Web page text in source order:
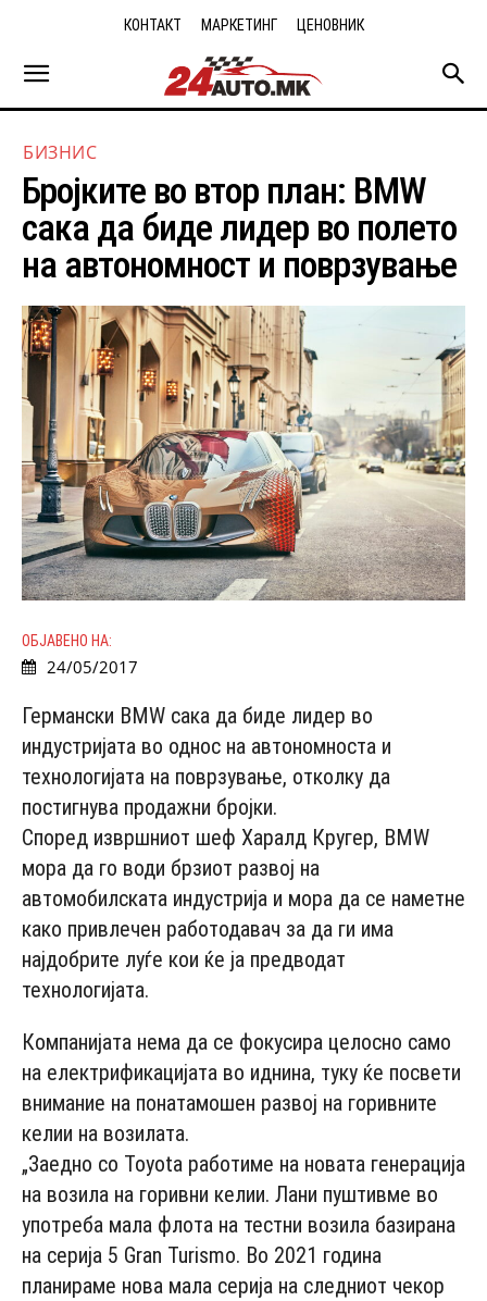
КОНТАКТ МАРКЕТИНГ ЦЕНОВНИК
БИЗНИС
Бројките во втор план: BMW
сака да биде лидер во полето
на автономност и поврзување
ОБЈАВЕНО НА:
24/05/2017
Германски BMW сака да биде лидер во
индустријата во однос на автономноста и
технологијата на поврзување, отколку да
постигнува продажни бројки.
Според извршниот шеф Харалд Кругер, BMW
мора да го води брзиот развој на
автомобилската индустрија и мора да се наметне
како привлечен работодавач за да ги има
најдобрите луѓе кои ќе ја предводат
технологијата.
Компанијата нема да се фокусира целосно само
на електрификацијата во иднина, туку ќе посвети
внимание на понатамошен развој на горивните
келии на возилата.
„Заедно со Toyota работиме на новата генерација
на возила на горивни келии. Лани пуштивме во
употреба мала флота на тестни возила базирана
на серија 5 Gran Turismo. Во 2021 година
планираме нова мала серија на следниот чекор